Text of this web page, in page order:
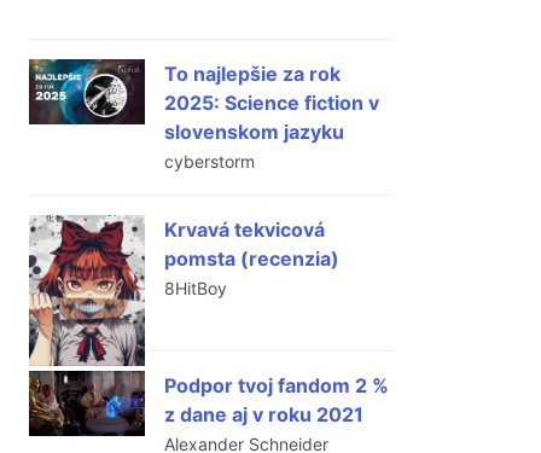
To najlepšie za rok
2025: Science fiction v
slovenskom jazyku
cyberstorm
Krvavá tekvicová
pomsta (recenzia)
8HitBoy
Podpor tvoj fandom 2 %
z dane aj v roku 2021
Alexander Schneider